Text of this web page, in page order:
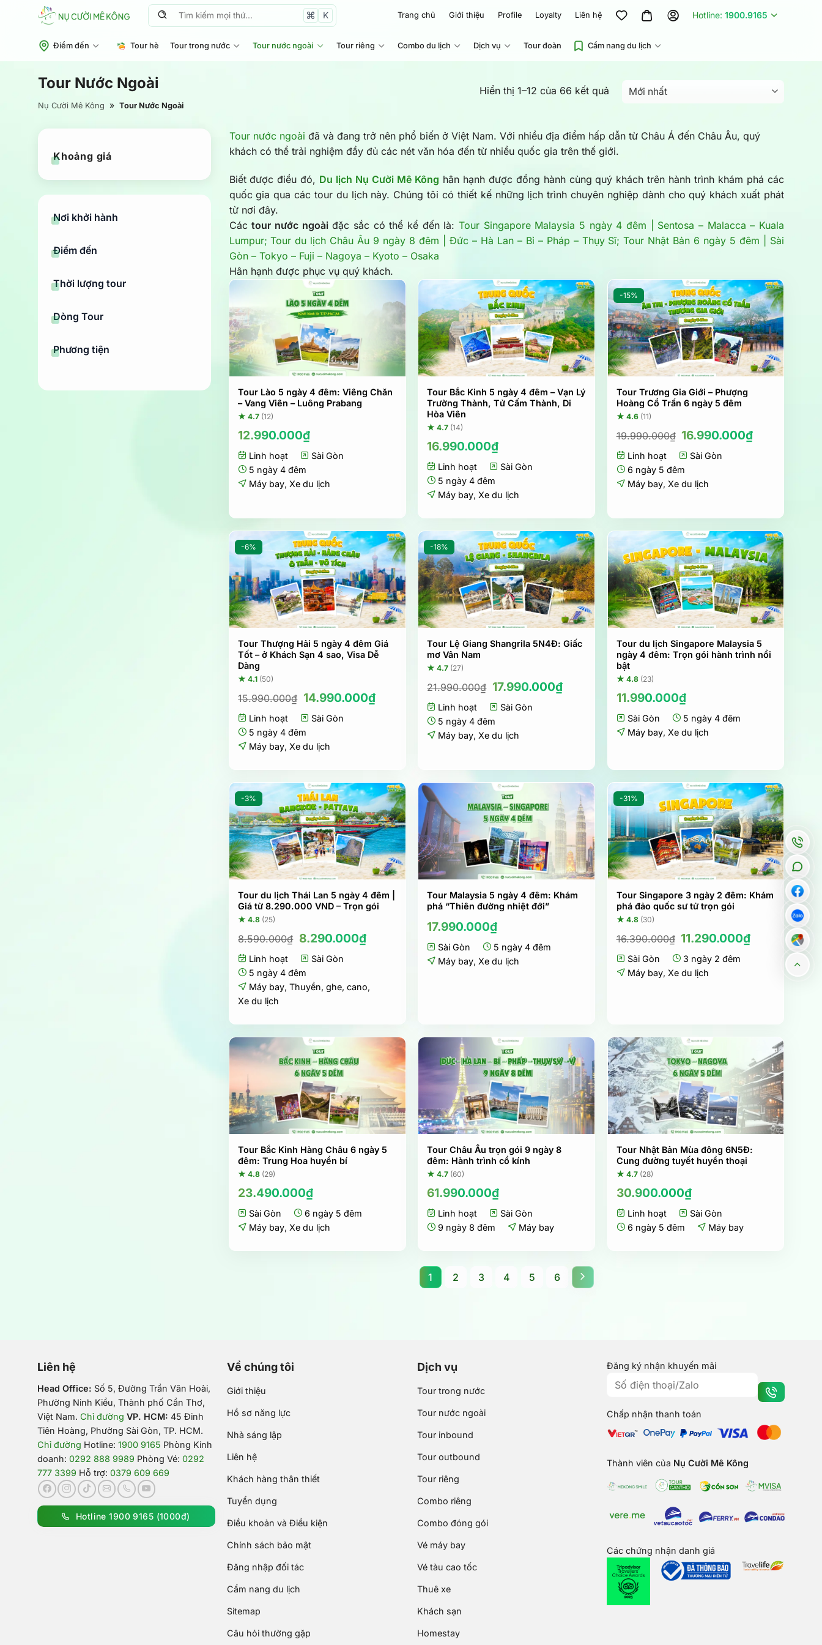
Tìm
K Trang chủ Giới thiệu Profile Loyalty Liên hệ Hotline: 1900.9165
Điểm đến Tour hè Tour trong nước Tour nước ngoài Tour riêng Combo du lịch Dịch vụ Tour đoàn Cẩm nang du lịch
Tour Nước Ngoài
Nụ Cười Mê Kông » Tour Nước Ngoài
Hiển thị 1–12 của 66 kết quảĐược
theo
mới
Khoảng giá
Giá
nhất
Giá
nhất
Nơi khởi hành
Điểm đến
Thời lượng tour
Dòng Tour
Phương tiện
Tour nước ngoài đã và đang trở nên phổ biến ở Việt Nam. Với nhiều địa điểm hấp dẫn từ Châu Á đến Châu Âu, quý
khách có thể trải nghiệm đầy đủ các nét văn hóa đến từ nhiều quốc gia trên thế giới.
Biết được điều đó, Du lịch Nụ Cười Mê Kông hân hạnh được đồng hành cùng quý khách trên hành trình khám phá các
quốc gia qua các tour du lịch này. Chúng tôi có thiết kế những lịch trình chuyên nghiệp dành cho quý khách xuất phát
từ nơi đây.
Cáctour nước ngoàiđặc sắc có thể kể đến là: Tour Singapore Malaysia 5 ngày 4 đêm | Sentosa – Malacca – Kuala
Lumpur;Tour du lịch Châu Âu 9 ngày 8 đêm | Đức – Hà Lan – Bỉ – Pháp – Thụy Sĩ;Tour Nhật Bản 6 ngày 5 đêm | Sài
Gòn – Tokyo – Fuji – Nagoya – Kyoto – Osaka
Hân hạnh được phục vụ quý khách.
Tour Lào 5 ngày 4 đêm: Viêng Chăn
– Vang Viên – Luông Prabang
★ 4.7 (12)
12.990.000₫
Linh hoạt
Sài Gòn
5 ngày 4 đêm
Máy bay,Xe du lịch
Tour Bắc Kinh 5 ngày 4 đêm – Vạn Lý
Trường Thành, Tử Cấm Thành, Di
Hòa Viên
★ 4.7 (14)
16.990.000₫
Linh hoạt
Sài Gòn
5 ngày 4 đêm
Máy bay,Xe du lịch
-15%
Tour Trương Gia Giới – Phượng
Hoàng Cổ Trấn 6 ngày 5 đêm
★ 4.6 (11)
19.990.000₫ Giá
là:
19.990.000₫.
16.990.000₫Giá
Linh hoạt
Sài Gòn
6 ngày 5 đêm
Máy bay, Xe du lịch
-6%
Tour Thượng Hải 5 ngày 4 đêm Giá
Tốt – ở Khách Sạn 4 sao, Visa Dễ
Dàng
★ 4.1 (50)
15.990.000₫ Giá
là:
15.990.000₫.
14.990.000₫Giá
14.990.000₫.
Linh hoạt
Sài Gòn
5 ngày 4 đêm
Máy bay,Xe du lịch
-18%
Tour Lệ Giang Shangrila 5N4Đ: Giấc
mơ Vân Nam
★ 4.7 (27)
21.990.000₫ Giá
là:
21.990.000₫.
17.990.000₫Giá
17.990.000₫.
Linh hoạt
Sài Gòn
5 ngày 4 đêm
Máy bay,Xe du lịch
Tour du lịch Singapore Malaysia 5
ngày 4 đêm: Trọn gói hành trình nổi
bật
★ 4.8 (23)
11.990.000₫
Sài Gòn
5 ngày 4 đêm
Máy bay, Xe du lịch
-3%
Tour du lịch Thái Lan 5 ngày 4 đêm |
Giá từ 8.290.000 VND – Trọn gói
★ 4.8 (25)
8.590.000₫ Giá
là:
8.590.000₫.
8.290.000₫Giá
8.290.000₫.
Linh hoạt
Sài Gòn
5 ngày 4 đêm
Máy bay,Thuyền, ghe, cano,
Xe du lịch
Tour Malaysia 5 ngày 4 đêm: Khám
phá “Thiên đường nhiệt đới”
17.990.000₫
Sài Gòn
5 ngày 4 đêm
Máy bay,Xe du lịch
-31%
Tour Singapore 3 ngày 2 đêm: Khám
phá đảo quốc sư tử trọn gói
★ 4.8 (30)
16.390.000₫ Giá
là:
16.390.000₫.
11.290.000₫Giá
Sài Gòn
3 ngày 2 đêm
Máy bay, Xe du lịch
Tour Bắc Kinh Hàng Châu 6 ngày 5
đêm: Trung Hoa huyền bí
★ 4.8 (29)
23.490.000₫
Sài Gòn
6 ngày 5 đêm
Máy bay,Xe du lịch
Tour Châu Âu trọn gói 9 ngày 8
đêm: Hành trình cổ kính
★ 4.7 (60)
61.990.000₫
Linh hoạt
Sài Gòn
9 ngày 8 đêm
Máy bay
Tour Nhật Bản Mùa đông 6N5Đ:
Cung đường tuyết huyền thoại
★ 4.7 (28)
30.900.000₫
Linh hoạt
Sài Gòn
6 ngày 5 đêm
Máy bay
1 2 3 4 5 6
Liên hệ
Head Office: Số 5, Đường Trần Văn Hoài,
Phường Ninh Kiều, Thành phố Cần Thơ,
Việt Nam. Chỉ đường VP. HCM: 45 Đinh
Tiên Hoàng, Phường Sài Gòn, TP. HCM.
Chỉ đường Hotline: 1900 9165 Phòng Kinh
doanh: 0292 888 9989 Phòng Vé: 0292
777 3399 Hỗ trợ: 0379 609 669
Hotline 1900 9165 (1000đ)
Về chúng tôi
Giới thiệu
Hồ sơ năng lực
Nhà sáng lập
Liên hệ
Khách hàng thân thiết
Tuyển dụng
Điều khoản và Điều kiện
Chính sách bảo mật
Đăng nhập đối tác
Cẩm nang du lịch
Sitemap
Câu hỏi thường gặp
Dịch vụ
Tour trong nước
Tour nước ngoài
Tour inbound
Tour outbound
Tour riêng
Combo riêng
Combo đóng gói
Vé máy bay
Vé tàu cao tốc
Thuê xe
Khách sạn
Homestay
Đăng ký nhận khuyến mãi
Chấp nhận thanh toán
Thành viên của Nụ Cười Mê Kông
Các chứng nhận danh giá